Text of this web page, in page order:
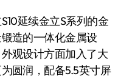
延续金立S系列的金
造的一体化金属设
观设计方面加入了大
圆润，配备5.5英寸屏